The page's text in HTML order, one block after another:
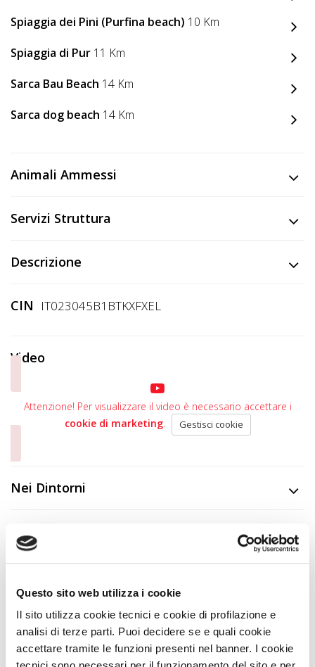
Questo sito web utilizza i cookie
Il sito utilizza cookie tecnici e cookie di profilazione e
analisi di terze parti. Puoi decidere se e quali cookie
accettare tramite le funzioni presenti nel banner. I cookie
Spiaggia dei Pini (Purfina beach) 10 Km
Spiaggia di Pur 11 Km
Sarca Bau Beach 14 Km
Sarca dog beach 14 Km
Animali Ammessi
Servizi Struttura
Descrizione
CIN IT023045B1BTKXFXEL
Video
Attenzione! Per visualizzare il video è necessario accettare i
cookie di marketing. Gestisci cookie
Nei Dintorni
Dove siamo
+